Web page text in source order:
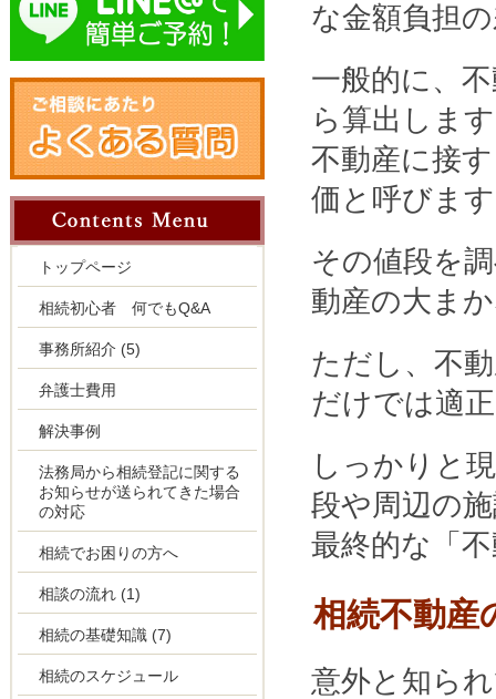
な金額負担
一般的に、
ら算出しま
不動産に接
価と呼びま
その値段を
動産の大ま
ただし、不
だけでは適
しっかりと
段や周辺の
最終的な「
相続不動産
意外と知ら
トップページ
相続初心者 何でもQ&A
事務所紹介 (5)
弁護士費用
解決事例
法務局から相続登記に関する
お知らせが送られてきた場合
の対応
相続でお困りの方へ
相談の流れ (1)
相続の基礎知識 (7)
相続のスケジュール